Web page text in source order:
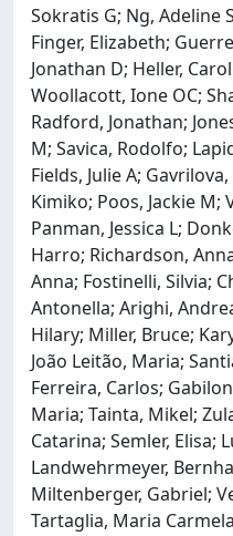
Sokratis G; Ng, Adeline
Finger, Elizabeth;
Jonathan D; Heller,
Woollacott, Ione OC;
Radford, Jonathan;
M; Savica, Rodolfo;
Fields, Julie A;
Kimiko; Poos, Jackie M;
Panman, Jessica L;
Harro; Richardson,
Anna; Fostinelli, Silvia;
Antonella; Arighi,
Hilary; Miller, Bruce;
João Leitão, Maria;
Ferreira, Carlos;
Maria; Tainta, Mikel;
Catarina; Semler, Elisa;
Landwehrmeyer,
Miltenberger, Gabriel;
Tartaglia, Maria